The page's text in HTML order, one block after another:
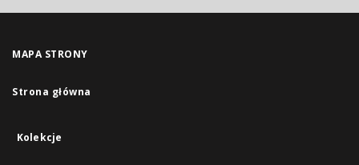
MAPA STRONY
Strona główna
Kolekcje